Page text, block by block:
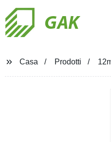
GAK
Casa Prodotti